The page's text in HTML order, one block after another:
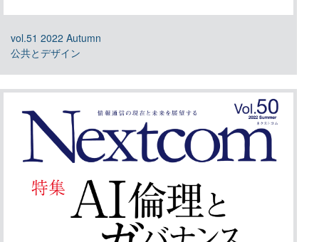
vol.51 2022 Autumn
公共とデザイン